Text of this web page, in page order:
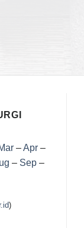
–Apr –
– Sep –
)